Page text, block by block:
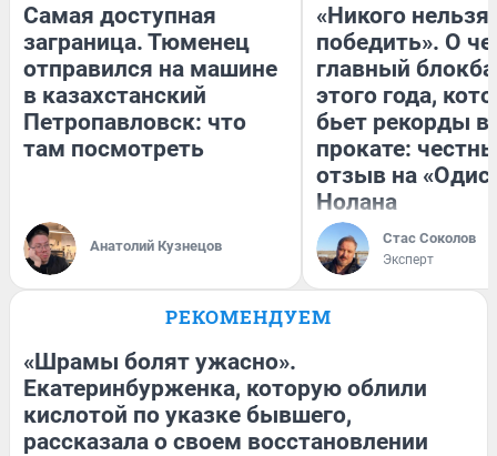
Самая доступная
заграница. Тюменец
отправился на машине
в казахстанский
Петропавловск: что
там посмотреть
Анатолий Кузнецов
«Никого нельзя
победить». О
главный
этого года,
бьет рекорды в
прокате:
отзыв на
Нолана
Стас Соколов
Эксперт
РЕКОМЕНДУЕМ
«Шрамы болят ужасно».
Екатеринбурженка, которую облили
кислотой по указке бывшего,
рассказала о своем восстановлении